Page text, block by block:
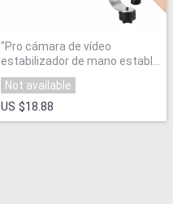
"Pro cámara de vídeo
estabilizador de mano estable
Universal para GoPro
Smartphone aluminio DV SLR
DSLR Gimbal 2,1 libras para
Feiyu/ zhi yun"
Not available
US $18.88